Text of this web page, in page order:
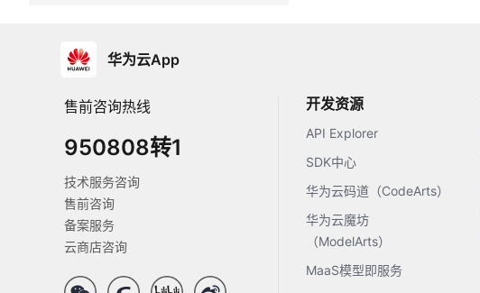
华为云App
售前咨询热线
950808转1
技术服务咨询
售前咨询
备案服务
云商店咨询
开发资源
API Explorer
SDK中心
华为云码道（CodeArts）
华为云魔坊
（ModelArts）
MaaS模型即服务